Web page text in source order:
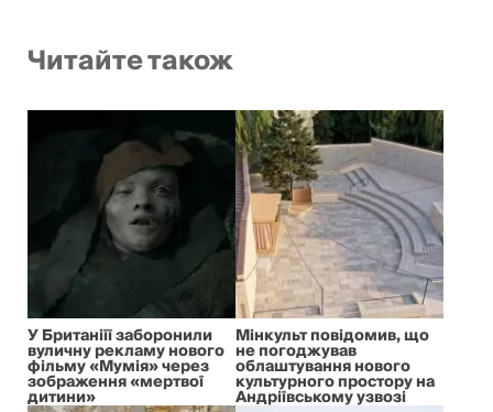
Читайте також
У Британіїї заборонили
вуличну рекламу нового
фільму «Мумія» через
зображення «мертвої
дитини»
Мінкульт повідомив, що
не погоджував
облаштування нового
культурного простору на
Андріївському узвозі